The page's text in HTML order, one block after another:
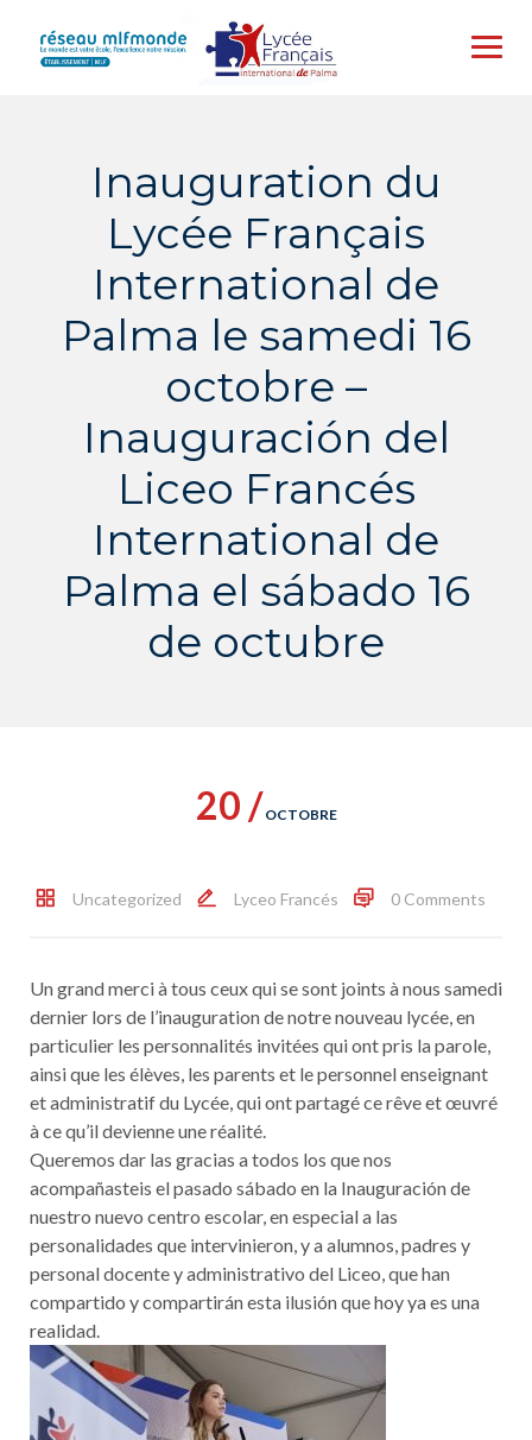
content
Inauguration du
Lycée Français
International de
Palma le samedi 16
octobre –
Inauguración del
Liceo Francés
International de
Palma el sábado 16
de octubre
20 / OCTOBRE
Uncategorized Lyceo Francés 0 Comments
Un grand merci à tous ceux qui se sont joints à nous samedi
dernier lors de l’inauguration de notre nouveau lycée, en
particulier les personnalités invitées qui ont pris la parole,
ainsi que les élèves, les parents et le personnel enseignant
et administratif du Lycée, qui ont partagé ce rêve et œuvré
à ce qu’il devienne une réalité.
Queremos dar las gracias a todos los que nos
acompañasteis el pasado sábado en la Inauguración de
nuestro nuevo centro escolar, en especial a las
personalidades que intervinieron, y a alumnos, padres y
personal docente y administrativo del Liceo, que han
compartido y compartirán esta ilusión que hoy ya es una
realidad.